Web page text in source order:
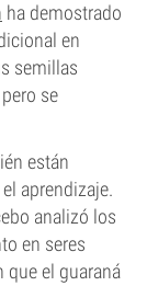
ha demostrado
en
semillas
se
están
aprendizaje.
analizó los
en seres
que el guaraná